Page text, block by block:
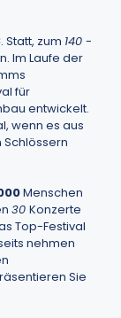
. Statt, zum 140 -
Im Laufe der
für
entwickelt.
wenn es aus
Menschen
30 Konzerte
Top-Festival
nehmen
Sie